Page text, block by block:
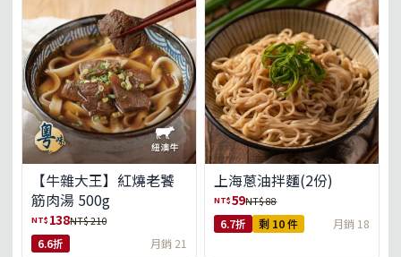
【牛雜大王】紅燒老饕
筋肉湯 500g
NT$ 138NT$ 210
6.6折 月銷 21
上海蔥油拌麵(2份)
NT$59NT$ 88
6.7折 剩 10 件 月銷 18